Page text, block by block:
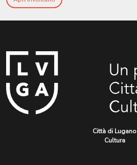
Città di Lugano
Cultura